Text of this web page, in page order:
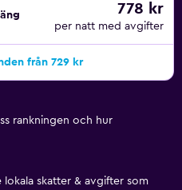
778 kr
per natt med avgifter
från 729 kr
rankningen och hur
skatter & avgifter som